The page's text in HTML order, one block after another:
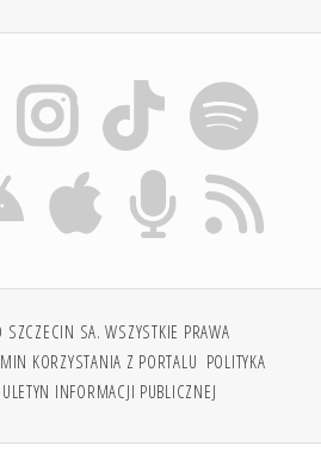
SA. WSZYSTKIE PRAWA
KORZYSTANIA Z PORTALU POLITYKA
INFORMACJI PUBLICZNEJ